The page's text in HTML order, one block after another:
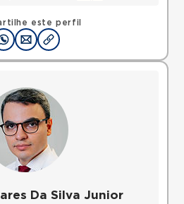
este perfil
Da Silva Junior